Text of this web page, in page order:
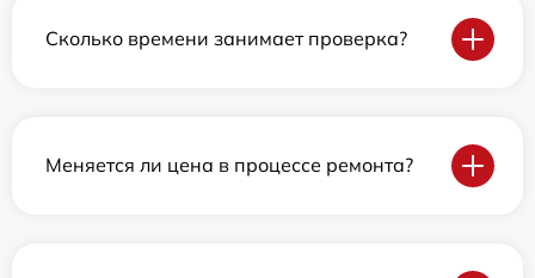
Сколько времени занимает проверка?
Меняется ли цена в процессе ремонта?